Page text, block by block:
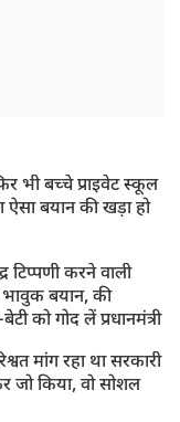
भी बच्चे प्राइवेट स्कूल
ऐसा बयान की खड़ा हो
टिप्पणी करने वाली
बयान, की
को गोद लें प्रधानमंत्री
मांग रहा था सरकारी
जो किया, वो सोशल